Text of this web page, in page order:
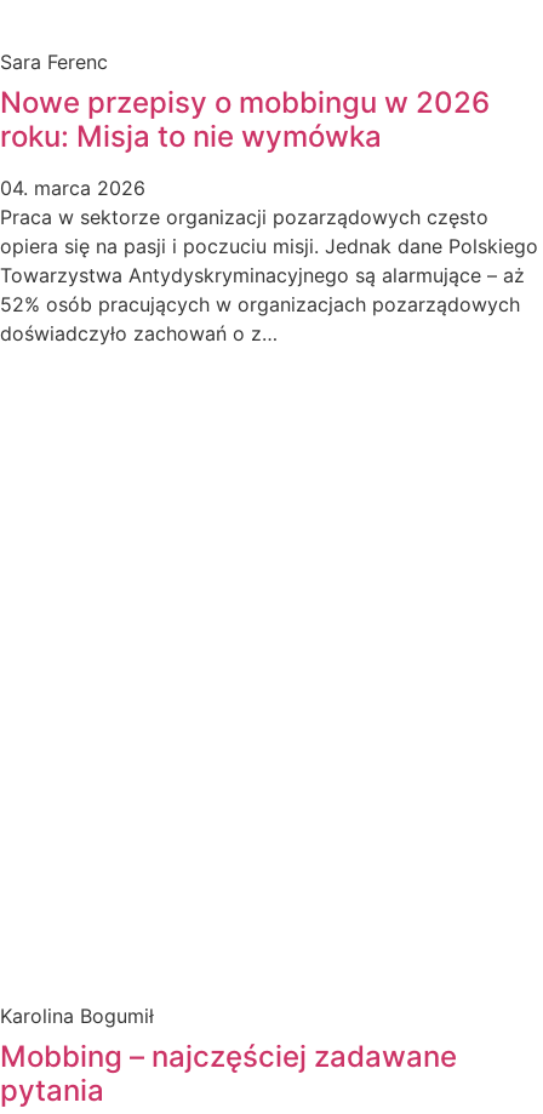
Sara Ferenc
Nowe przepisy o mobbingu w 2026
roku: Misja to nie wymówka
04. marca 2026
Praca w sektorze organizacji pozarządowych często
opiera się na pasji i poczuciu misji. Jednak dane Polskiego
Towarzystwa Antydyskryminacyjnego są alarmujące – aż
52% osób pracujących w organizacjach pozarządowych
doświadczyło zachowań o z…
Karolina Bogumił
Mobbing – najczęściej zadawane
pytania